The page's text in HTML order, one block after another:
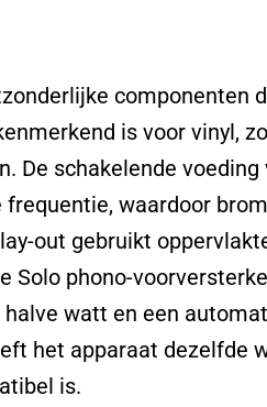
componenten
is voor vinyl,
De schakelende
waardoor
out gebruikt
Solo phono-
watt en een
het apparaat dezelfde
is.